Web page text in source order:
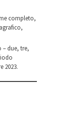
completo,
– due, tre,
2023.